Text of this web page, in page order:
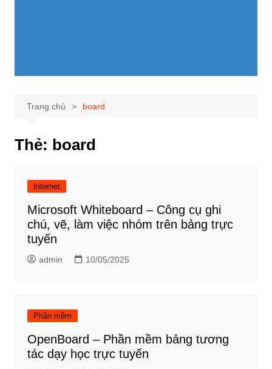
Trang chủ board
Thẻ: board
Internet
Microsoft Whiteboard – Công cụ ghi
chú, vẽ, làm việc nhóm trên bảng trực
tuyến
admin 10/05/2025
Phần mềm
OpenBoard – Phần mềm bảng tương
tác dạy học trực tuyến